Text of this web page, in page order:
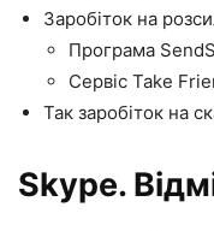
Заробіток на
Програма
Сервіс Take
Так заробіток на
Skype.